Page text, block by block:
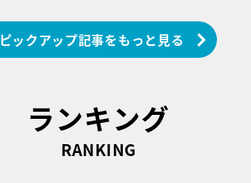
ピックアップ記事をもっと見る
ランキング
RANKING